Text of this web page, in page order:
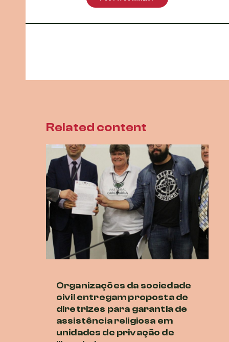
Related content
Organizações da sociedade
civil entregam proposta de
diretrizes para garantia de
assistência religiosa em
unidades de privação de